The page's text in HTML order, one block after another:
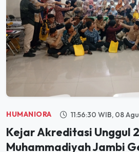
HUMANIORA 11:56:30 WIB, 08
Kejar Akreditasi Unggul
Muhammadiyah Jambi
Arqam Dosen dan Tendik